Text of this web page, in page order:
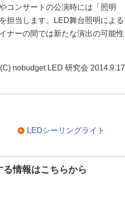
コンサートの公演時には「照明
担当します。LED舞台照明による
ナーの間では新たな演出の可能性
(C) nobudget LED 研究会 2014.9.17
LEDシーリングライト
情報はこちらから